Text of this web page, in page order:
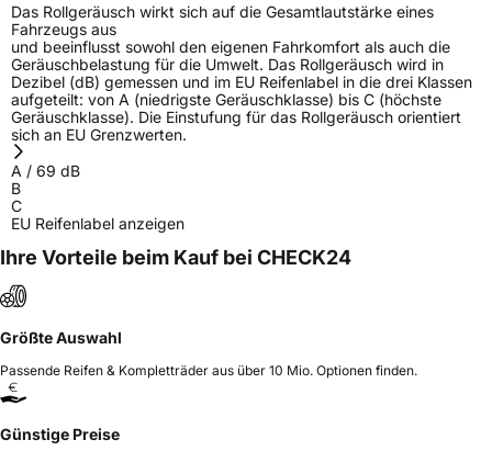
Das Rollgeräusch wirkt sich auf die Gesamtlautstärke eines
Fahrzeugs aus
und beeinflusst sowohl den eigenen Fahrkomfort als auch die
Geräuschbelastung für die Umwelt. Das Rollgeräusch wird in
Dezibel (dB) gemessen und im EU Reifenlabel in die drei Klassen
aufgeteilt: von A (niedrigste Geräuschklasse) bis C (höchste
Geräuschklasse). Die Einstufung für das Rollgeräusch orientiert
sich an EU Grenzwerten.
A / 69 dB
B
C
EU Reifenlabel anzeigen
Ihre Vorteile beim Kauf bei CHECK24
Größte Auswahl
Passende Reifen & Kompletträder aus über 10 Mio. Optionen finden.
Günstige Preise